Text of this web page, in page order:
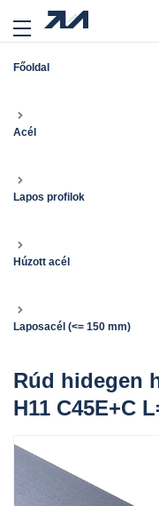
Főoldal
Acél
Lapos profilok
Húzott acél
Laposacél (<= 150 mm)
Rúd hidegen
H11 C45E+C